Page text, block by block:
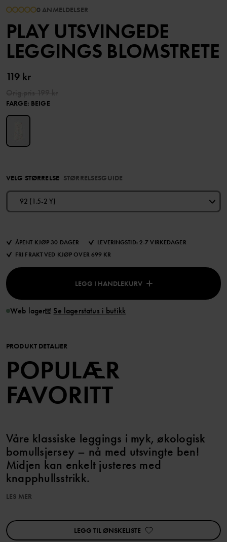
0 ANMELDELSER
PLAY UTSVINGEDE
LEGGINGS BLOMSTRETE
119 kr
FARGE: BEIGE
VELG STØRRELSE STØRRELSESGUIDE
92 (1.5-2 Y)
ÅPENT KJØP 30 DAGER
LEVERINGSTID: 2-7 VIRKEDAGER
FRI FRAKT VED KJØP OVER 699 KR
LEGG I HANDLEKURV
Web lager Se lagerstatus i butikk
PRODUKT DETALJER
POPULÆR
FAVORITT
Våre klassiske leggings i myk, økologisk
bomullsjersey – nå med utsvingte ben!
Midjen kan enkelt justeres med
knapphullsstrikk.
LES MER
LEGG TIL ØNSKELISTE